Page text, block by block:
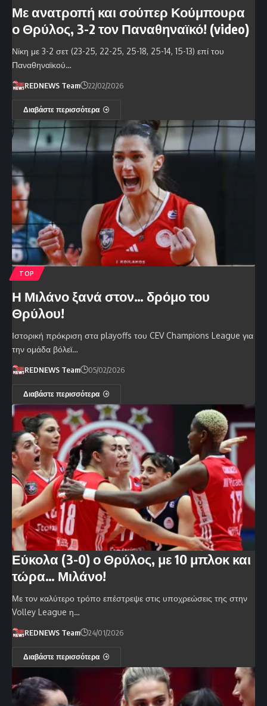
Με ανατροπή και σούπερ Κούμπουρα
ο Θρύλος, 3-2 τον Παναθηναϊκό! (video)
Νίκη με 3-2 σετ (23-25, 22-25, 25-18, 25-14, 15-13) επί του
Παναθηναϊκού…
REDNEWS Team 22/02/2026
Διαβάστε περισσότερα
TOP
Η Μιλάνο ξανά στον… δρόμο του
Θρύλου!
Ιστορική πρόκριση στα playoffs του CEV Champions League για
την ομάδα βόλεϊ…
REDNEWS Team 05/02/2026
Διαβάστε περισσότερα
Εύκολα (3-0) ο Θρύλος, με 10 μπλοκ και
τώρα… Μιλάνο!
Με τον καλύτερο τρόπο επέστρεψε στις υποχρεώσεις της στην
Volley League η…
REDNEWS Team 24/01/2026
Διαβάστε περισσότερα